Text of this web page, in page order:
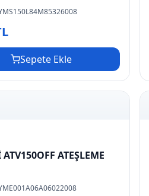
Sepete Ekle
ATEŞLEME